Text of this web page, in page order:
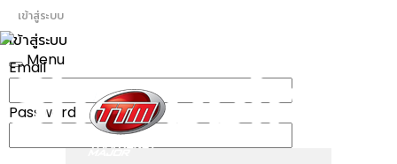
เข้าสู่ระบบ
เข้าสู่ระบบ
Email
Password
Toggle
Menu